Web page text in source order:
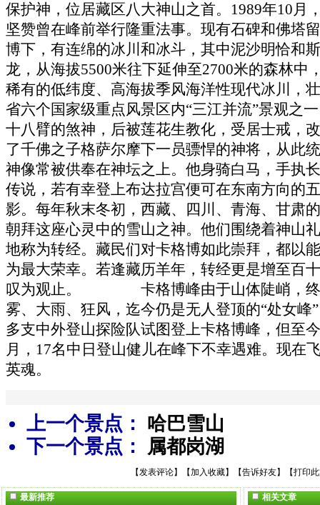
保护神，位居藏区八大神山之首。1989年10月
坚赞曾在峰前举行隆重法事。现有石碑和佛塔
博下，有连绵的冰川和冰斗，其中泥沙明恰和
龙，从海拔5500米往下延伸至2700米的森林中
稀有的低纬度、高海拔季风海洋性现代冰川，
省六个国家级重点风景区内“三江并流”景
十八臂的煞神，后被莲花生教化，受居士戒，
了千佛之子格萨尔摩下一员骠悍的神将，从此
神像常被供奉在神坛之上。他身骑白马，手执
传说，若有幸登上布达拉宫便可在东南方向的
影。每年秋末冬初，西藏、四川、青海、甘肃
朝拜这座心灵中的雪山之神。他们围绕着神山
地称为转经。藏民们对卡格博如此崇拜，都以
为最大荣幸。若逢藏历羊年，转经更是增至百
叹为观止。 卡格博峰由于山体陡峭，终
雾、大雨、狂风，迄今仍是无人登顶的“处女峰
多支中外登山探险队试图登上卡格博峰，但至
月，17名中日登山健儿在峰下不幸遇难。现在
英魂。
上一个景点： 哈巴雪山
下一个景点： 属都岗湖
【发表评论】【加入收藏】【告诉好友】【打印
最新推荐 相关文章